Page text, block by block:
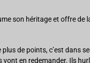
son héritage et offre de
plus de points, c’est dans
vont en redemander. Ils